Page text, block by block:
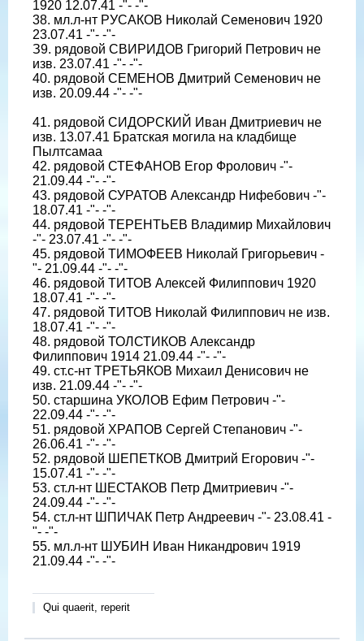
1920 12.07.41 -"- -"-
38. мл.л-нт РУСАКОВ Николай Семенович 1920
23.07.41 -"- -"-
З9. рядовой СВИРИДОВ Григорий Петрович не
изв. 23.07.41 -"- -"-
40. рядовой СЕМЕНОВ Дмитрий Семенович не
изв. 20.09.44 -"- -"-
41. рядовой СИДОРСКИЙ Иван Дмитриевич не
изв. 13.07.41 Братская могила на кладбище
Пылтсамаа
42. рядовой СТЕФАНОВ Егор Фролович -"-
21.09.44 -"- -"-
43. рядовой СУРАТОВ Александр Нифебович -"-
18.07.41 -"- -"-
44. рядовой ТЕРЕНТЬЕВ Владимир Михайлович
-"- 23.07.41 -"- -"-
45. рядовой ТИМОФЕЕВ Николай Григорьевич -
"- 21.09.44 -"- -"-
46. рядовой ТИТОВ Алексей Филиппович 1920
18.07.41 -"- -"-
47. рядовой ТИТОВ Николай Филиппович не изв.
18.07.41 -"- -"-
48. рядовой ТОЛСТИКОВ Александр
Филиппович 1914 21.09.44 -"- -"-
49. ст.с-нт ТРЕТЬЯКОВ Михаил Денисович не
изв. 21.09.44 -"- -"-
50. старшина УКОЛОВ Ефим Петрович -"-
22.09.44 -"- -"-
51. рядовой ХРАПОВ Сергей Степанович -"-
26.06.41 -"- -"-
52. рядовой ШЕПЕТКОВ Дмитрий Егорович -"-
15.07.41 -"- -"-
53. ст.л-нт ШЕСТАКОВ Петр Дмитриевич -"-
24.09.44 -"- -"-
54. ст.л-нт ШПИЧАК Петр Андреевич -"- 23.08.41 -
"- -"-
55. мл.л-нт ШУБИН Иван Никандрович 1919
21.09.44 -"- -"-
Qui quaerit, reperit